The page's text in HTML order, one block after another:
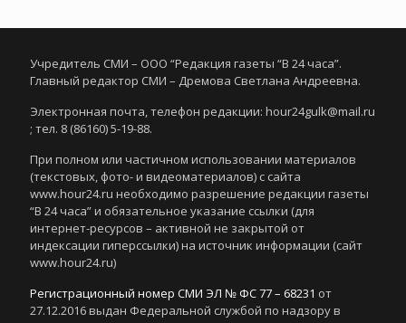
Учредитель СМИ – ООО “Редакция газеты “В 24 часа”.
Главный редактор СМИ – Дремова Светлана Андреевна.
Электронная почта, телефон редакции: hour24gulk@mail.ru
; тел. 8 (86160) 5-19-88.
При полном или частичном использовании материалов
(текстовых, фото- и видеоматериалов) с сайта
www.hour24.ru необходимо разрешение редакции газеты
“В 24 часа” и обязательное указание ссылки (для
интернет-ресурсов – активной не закрытой от
индексации гиперссылки) на источник информации (сайт
www.hour24.ru)
Регистрационный номер СМИ ЭЛ № ФС 77 – 68231 от
27.12.2016 выдан Федеральной службой по надзору в